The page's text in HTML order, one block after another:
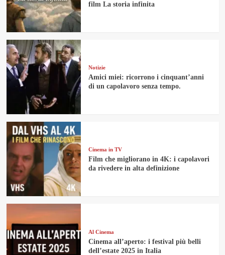
film La storia infinita
Notizie
Amici miei: ricorrono i cinquant’anni
di un capolavoro senza tempo.
Cinema in TV
Film che migliorano in 4K: i capolavori
da rivedere in alta definizione
Al Cinema
Cinema all’aperto: i festival più belli
dell’estate 2025 in Italia